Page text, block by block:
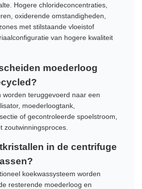
Hogere chlorideconcentraties,
oxiderende omstandigheden,
met stilstaande vloeistof
van hogere kwaliteit
moederloog
worden teruggevoerd naar een
moederloogtank,
of gecontroleerde spoelstroom,
zoutwinningsproces.
in de centrifuge
koekwassysteem worden
resterende moederloog en